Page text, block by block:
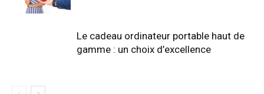
Le cadeau ordinateur portable haut de
gamme : un choix d’excellence